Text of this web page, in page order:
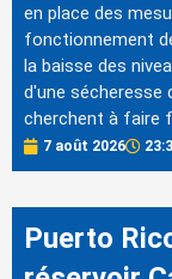
en place des
fonctionnement
la baisse des
d'une sécheresse
cherchent à faire
7 août 2026
Puerto